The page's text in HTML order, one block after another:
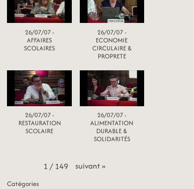
26/07/07 -
AFFAIRES
SCOLAIRES
26/07/07 -
ECONOMIE
CIRCULAIRE &
PROPRETE
26/07/07 -
RESTAURATION
SCOLAIRE
26/07/07 -
ALIMENTATION
DURABLE &
SOLIDARITÉS
1 / 149 suivant»
Catégories